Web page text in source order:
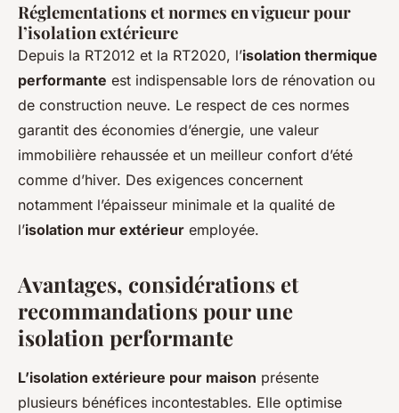
Réglementations et normes en vigueur pour
l’isolation extérieure
Depuis la RT2012 et la RT2020, l’isolation thermique
performante est indispensable lors de rénovation ou
de construction neuve. Le respect de ces normes
garantit des économies d’énergie, une valeur
immobilière rehaussée et un meilleur confort d’été
comme d’hiver. Des exigences concernent
notamment l’épaisseur minimale et la qualité de
l’isolation mur extérieur employée.
Avantages, considérations et
recommandations pour une
isolation performante
L’isolation extérieure pour maison présente
plusieurs bénéfices incontestables. Elle optimise